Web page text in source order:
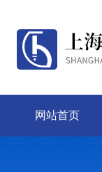
网站首页